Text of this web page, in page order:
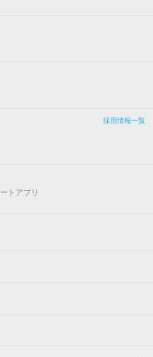
採用情報一覧
トアプリ